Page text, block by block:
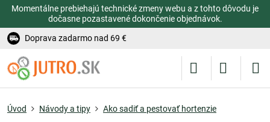
Momentálne prebiehajú technické zmeny webu a z tohto dôvodu je
dočasne pozastavené dokončenie objednávok.
Doprava zadarmo nad 69 €
Úvod Návody a tipy Ako sadiť a pestovať hortenzie